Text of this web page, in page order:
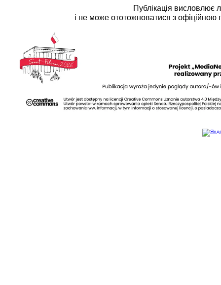
Публікація висловлює
і не може ототожноватися з офіційною